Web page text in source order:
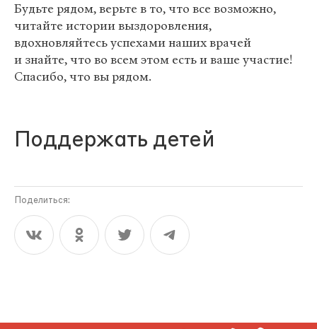
Будьте рядом, верьте в то, что все возможно,
читайте истории выздоровления,
вдохновляйтесь успехами наших врачей
и знайте, что во всем этом есть и ваше участие!
Спасибо, что вы рядом.
Поддержать детей
Поделиться: